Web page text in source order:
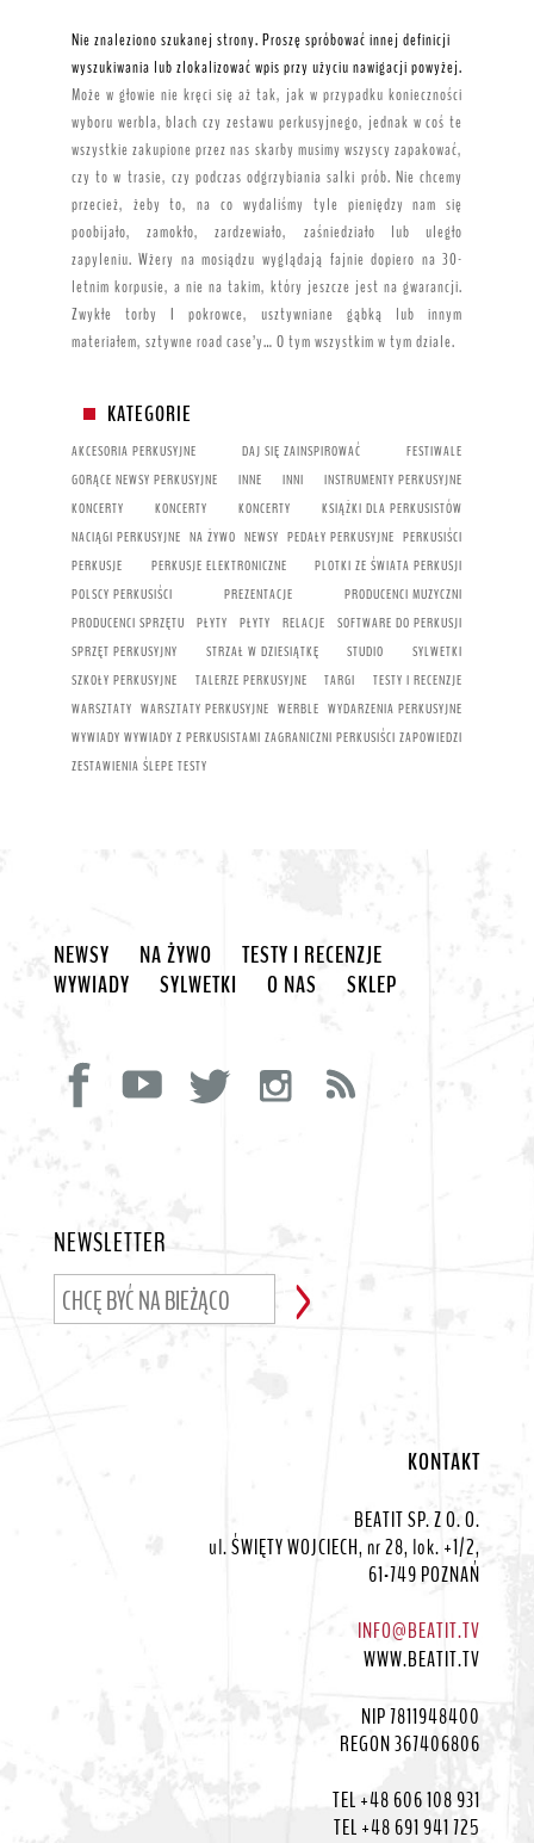
Nie znaleziono szukanej strony. Proszę spróbować innej definicji
wyszukiwania lub zlokalizować wpis przy użyciu nawigacji powyżej.
Może w głowie nie kręci się aż tak, jak w przypadku konieczności
wyboru werbla, blach czy zestawu perkusyjnego, jednak w coś te
wszystkie zakupione przez nas skarby musimy wszyscy zapakować,
czy to w trasie, czy podczas odgrzybiania salki prób. Nie chcemy
przecież, żeby to, na co wydaliśmy tyle pieniędzy nam się
poobijało, zamokło, zardzewiało, zaśniedziało lub uległo
zapyleniu. Wżery na mosiądzu wyglądają fajnie dopiero na 30-
letnim korpusie, a nie na takim, który jeszcze jest na gwarancji.
Zwykłe torby I pokrowce, usztywniane gąbką lub innym
materiałem, sztywne road case’y… O tym wszystkim w tym dziale.
KATEGORIE
AKCESORIA PERKUSYJNE DAJ SIĘ ZAINSPIROWAĆ
FESTIWALE
GORĄCE NEWSY PERKUSYJNE
INNE INNI
INSTRUMENTY PERKUSYJNE
KONCERTY
KONCERTY KONCERTY
KSIĄŻKI DLA PERKUSISTÓW
NACIĄGI PERKUSYJNE NA ŻYWO NEWSY PEDAŁY PERKUSYJNE PERKUSIŚCI
PERKUSJE
PERKUSJE ELEKTRONICZNE
PLOTKI ZE ŚWIATA PERKUSJI
POLSCY PERKUSIŚCI
PREZENTACJE
PRODUCENCI MUZYCZNI
PRODUCENCI SPRZĘTU
PŁYTY PŁYTY RELACJE
SOFTWARE DO PERKUSJI
SPRZĘT PERKUSYJNY
STRZAŁ W DZIESIĄTKĘ STUDIO
SYLWETKI
SZKOŁY PERKUSYJNE
TALERZE PERKUSYJNE TARGI
TESTY I RECENZJE
WARSZTATY WARSZTATY PERKUSYJNE WERBLE WYDARZENIA PERKUSYJNE
WYWIADY WYWIADY Z PERKUSISTAMI ZAGRANICZNI PERKUSIŚCI ZAPOWIEDZI
ZESTAWIENIA ŚLEPE TESTY
NEWSY NA ŻYWO
TESTY I RECENZJE
WYWIADY
SYLWETKI O NAS SKLEP
NEWSLETTER
KONTAKT
BEATIT SP. Z O. O.
ul. ŚWIĘTY WOJCIECH, nr 28, lok. +1/2,
61-749 POZNAŃ
INFO@BEATIT.TV
WWW.BEATIT.TV
NIP 7811948400
REGON 367406806
TEL +48 606 108 931
TEL +48 691 941 725